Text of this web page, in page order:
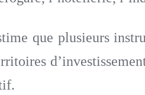
que plusieurs